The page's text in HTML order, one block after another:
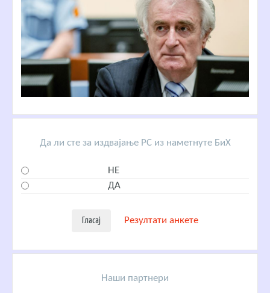
Да ли сте за издвајање РС из наметнуте БиХ
НЕ
ДА
Резултати анкете
Наши партнери